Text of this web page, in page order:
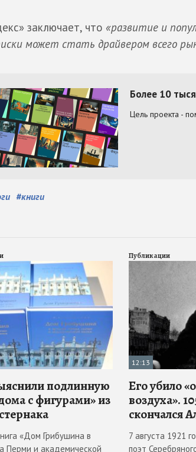
заключает, что «развитие и
может стать драйвером всего
#книги
подлинную
с фигурами» из
«Дом Грибушина в
Перми и академической
Публикации
12:13
Его убило
воздуха».
скончался
7 августа 1921
поэт